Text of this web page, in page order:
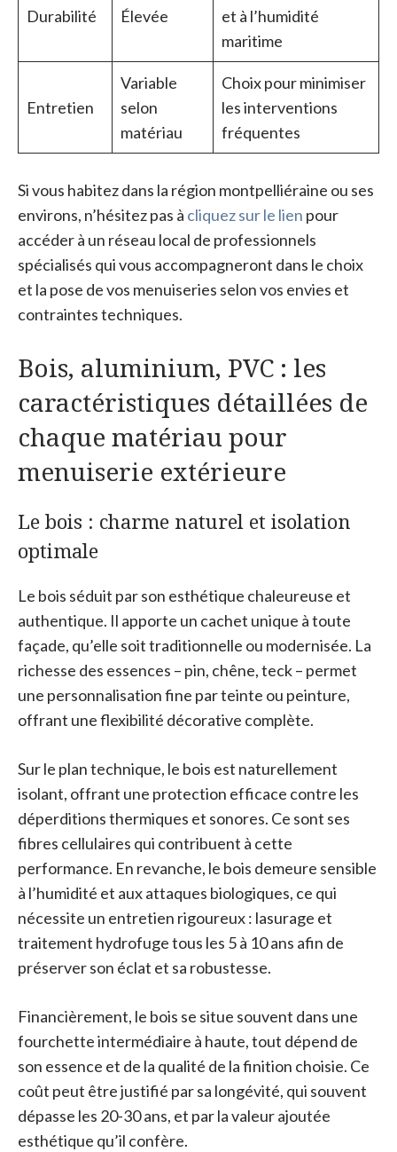
Durabilité Élevée
et à l’humidité
maritime
Entretien
Variable
selon
matériau
Choix pour minimiser
les interventions
fréquentes
Si vous habitez dans la région montpelliéraine ou ses
environs, n’hésitez pas à cliquez sur le lien pour
accéder à un réseau local de professionnels
spécialisés qui vous accompagneront dans le choix
et la pose de vos menuiseries selon vos envies et
contraintes techniques.
Bois, aluminium, PVC : les
caractéristiques détaillées de
chaque matériau pour
menuiserie extérieure
Le bois : charme naturel et isolation
optimale
Le bois séduit par son esthétique chaleureuse et
authentique. Il apporte un cachet unique à toute
façade, qu’elle soit traditionnelle ou modernisée. La
richesse des essences – pin, chêne, teck – permet
une personnalisation fine par teinte ou peinture,
offrant une flexibilité décorative complète.
Sur le plan technique, le bois est naturellement
isolant, offrant une protection efficace contre les
déperditions thermiques et sonores. Ce sont ses
fibres cellulaires qui contribuent à cette
performance. En revanche, le bois demeure sensible
à l’humidité et aux attaques biologiques, ce qui
nécessite un entretien rigoureux : lasurage et
traitement hydrofuge tous les 5 à 10 ans afin de
préserver son éclat et sa robustesse.
Financièrement, le bois se situe souvent dans une
fourchette intermédiaire à haute, tout dépend de
son essence et de la qualité de la finition choisie. Ce
coût peut être justifié par sa longévité, qui souvent
dépasse les 20-30 ans, et par la valeur ajoutée
esthétique qu’il confère.